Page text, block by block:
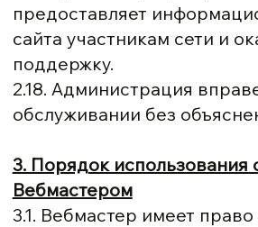
предоставляет
сайта участникам сети и
поддержку.
2.18. Администрация
обслуживании без
3. Порядок использования
Вебмастером
3.1. Вебмастер имеет